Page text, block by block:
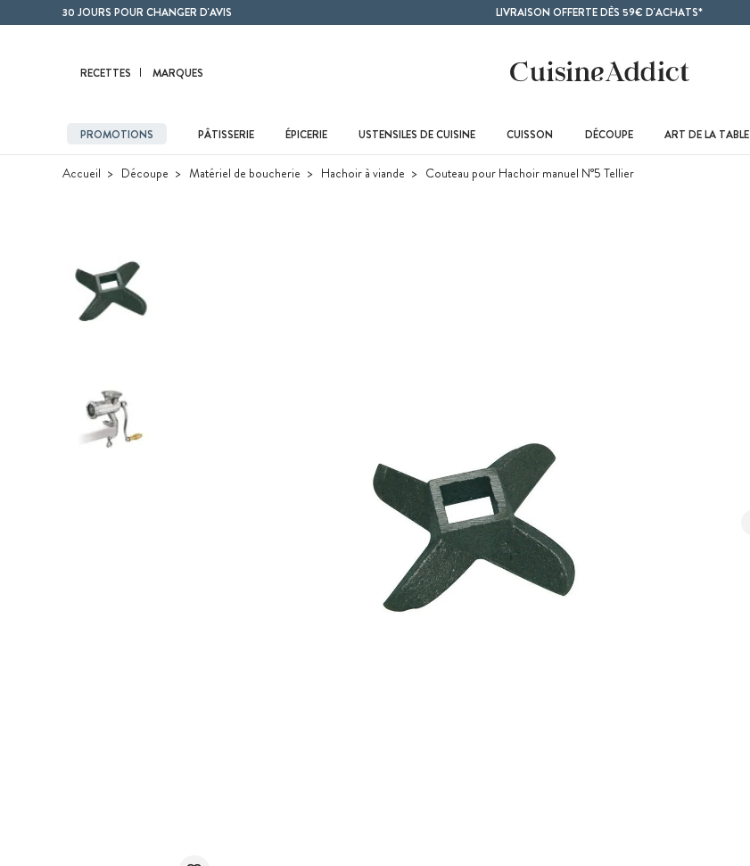
Contenu principal30 JOURS POUR CHANGER D'AVIS LIVRAISON OFFERTE DÈS 59€ D'ACHATS*
RECETTES MARQUES
PROMOTIONS PÂTISSERIE ÉPICERIE USTENSILES DE CUISINE CUISSON DÉCOUPE ART DE LA TABLE
Accueil Découpe Matériel de boucherie Hachoir à viande Couteau pour Hachoir manuel N°5 Tellier